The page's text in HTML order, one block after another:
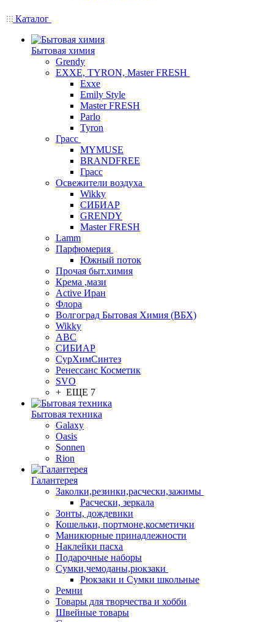
Каталог
Бытовая химия
Grendy
EXXE, TYRON, Master FRESH
Exxe
Emily Style
Master FRESH
Parlo
Tyron
Грасс
MYMUSE
BRANDFREE
Грасс
Освежители воздуха
Wikky
СИБИАР
GRENDY
Master FRESH
Lamm
Парфюмерия
Южный поток
Прочая быт.химия
Крема ,мази
Аctive Иран
Флора
Волгоград Бытовая Химия (ВБХ)
Wikky
АВС
СИБИАР
СурХимСинтез
Ренессанс Косметик
SVO
+ ЕЩЕ 7
Бытовая техника
Galaxy
Oasis
Sonnen
Rion
Галантерея
Заколки,резинки,расчески,зажимы
Расчески, зеркала
Зонты, дождевики
Кошельки, портмоне,косметички
Маникюрные принадлежности
Наклейки пасха
Подарочные наборы
Сумки,чемоданы,рюкзаки
Рюкзаки и Сумки школьные
Ремни
Товары для творчества и хобби
Швейные товары